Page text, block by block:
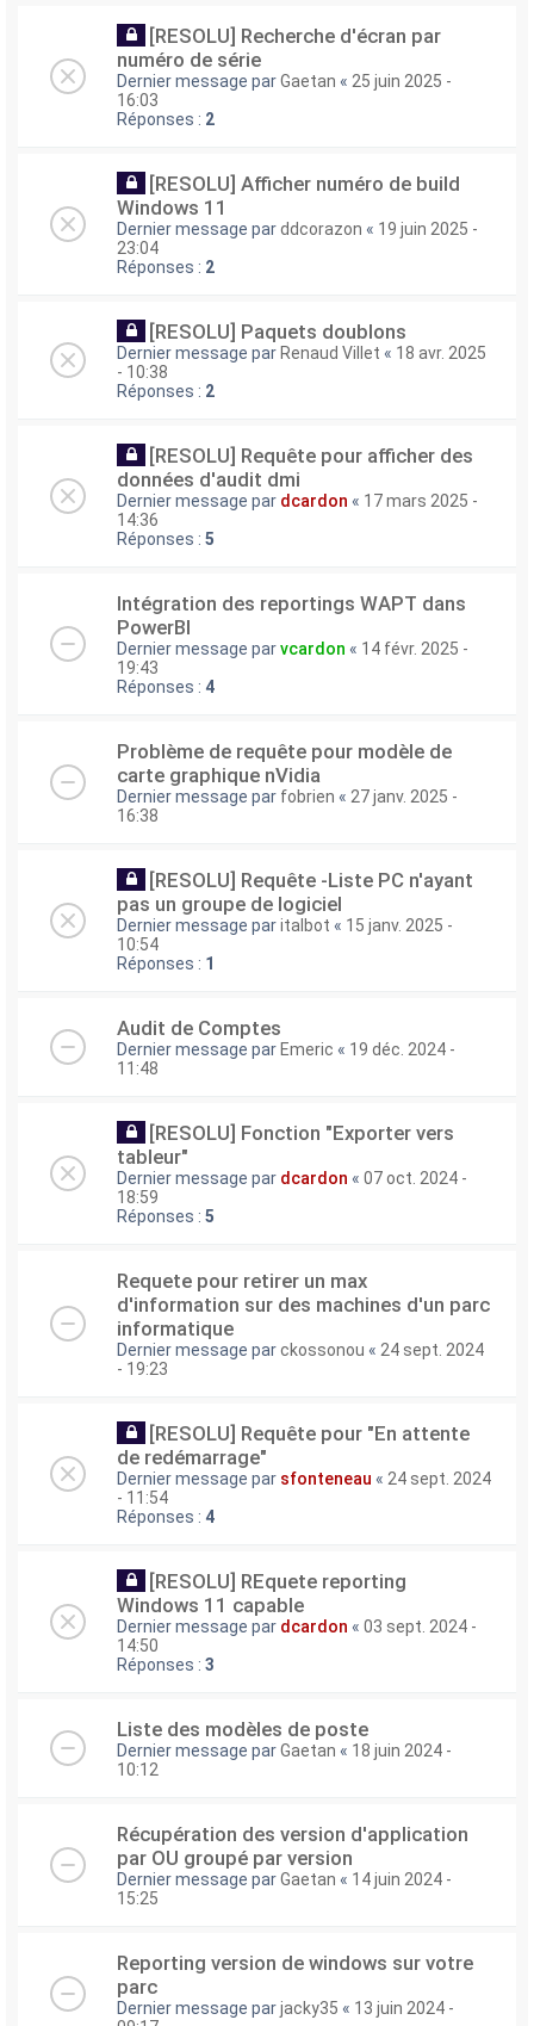
[RESOLU] Recherche d'écran par
numéro de série
Dernier message parGaetan « 25 juin 2025 -
16:03
Réponses : 2
[RESOLU] Afficher numéro de build
Windows 11
Dernier message parddcorazon « 19 juin 2025 -
23:04
Réponses : 2
[RESOLU] Paquets doublons
Dernier message par Renaud Villet « 18 avr. 2025
- 10:38
Réponses : 2
[RESOLU] Requête pour afficher des
données d'audit dmi
Dernier message par dcardon « 17 mars 2025 -
14:36
Réponses : 5
Intégration des reportings WAPT dans
PowerBI
Dernier message parvcardon « 14 févr. 2025 -
19:43
Réponses : 4
Problème de requête pour modèle de
carte graphique nVidia
Dernier message par fobrien « 27 janv. 2025 -
16:38
[RESOLU] Requête -Liste PC n'ayant
pas un groupe de logiciel
Dernier message paritalbot « 15 janv. 2025 -
10:54
Réponses : 1
Audit de Comptes
Dernier message par Emeric « 19 déc. 2024 -
11:48
[RESOLU] Fonction "Exporter vers
tableur"
Dernier message par dcardon « 07 oct. 2024 -
18:59
Réponses : 5
Requete pour retirer un max
d'information sur des machines d'un parc
informatique
Dernier message parckossonou « 24 sept. 2024
- 19:23
[RESOLU] Requête pour "En attente
de redémarrage"
Dernier message par sfonteneau « 24 sept. 2024
- 11:54
Réponses : 4
[RESOLU] REquete reporting
Windows 11 capable
Dernier message par dcardon « 03 sept. 2024 -
14:50
Réponses : 3
Liste des modèles de poste
Dernier message parGaetan « 18 juin 2024 -
10:12
Récupération des version d'application
par OU groupé par version
Dernier message parGaetan « 14 juin 2024 -
15:25
Reporting version de windows sur votre
parc
Dernier message parjacky35 « 13 juin 2024 -